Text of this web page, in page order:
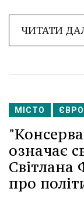
ЧИТАТИ
МІСТО
означає
Світлана
про